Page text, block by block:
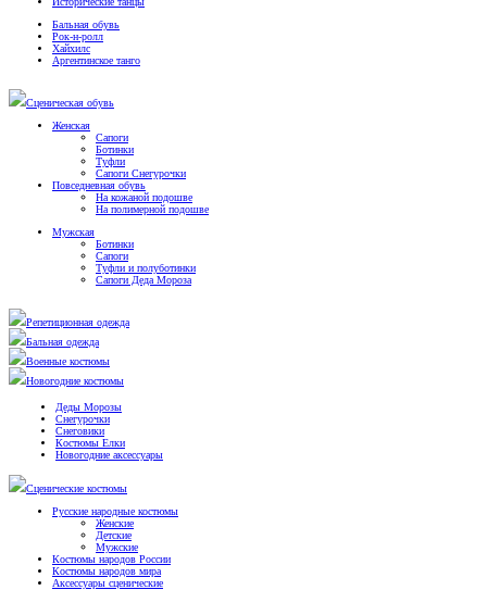
Бальная обувь
Рок-н-ролл
Хайхилс
Аргентинское танго
Сценическая обувь
Женская
Сапоги
Ботинки
Туфли
Сапоги Снегурочки
Повседневная обувь
На кожаной подошве
На полимерной подошве
Мужская
Ботинки
Сапоги
Туфли и полуботинки
Сапоги Деда Мороза
Репетиционная одежда
Бальная одежда
Военные костюмы
Новогодние костюмы
Деды Морозы
Снегурочки
Снеговики
Костюмы Елки
Новогодние аксессуары
Сценические костюмы
Русские народные костюмы
Женские
Детские
Мужские
Костюмы народов России
Костюмы народов мира
Аксессуары сценические